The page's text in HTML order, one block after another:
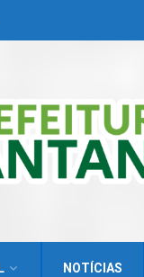
NOTÍCIAS